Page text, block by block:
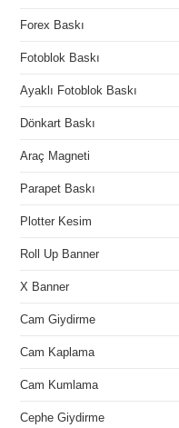
Forex Baskı
Fotoblok Baskı
Ayaklı Fotoblok Baskı
Dönkart Baskı
Araç Magneti
Parapet Baskı
Plotter Kesim
Roll Up Banner
X Banner
Cam Giydirme
Cam Kaplama
Cam Kumlama
Cephe Giydirme